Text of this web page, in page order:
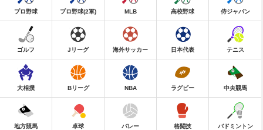
プロ野球 プロ野球(2軍) MLB 高校野球 侍ジャパン
ゴルフ Jリーグ 海外サッカー 日本代表 テニス
大相撲 Bリーグ NBA ラグビー 中央競馬
地方競馬 卓球 バレー 格闘技 バドミントン